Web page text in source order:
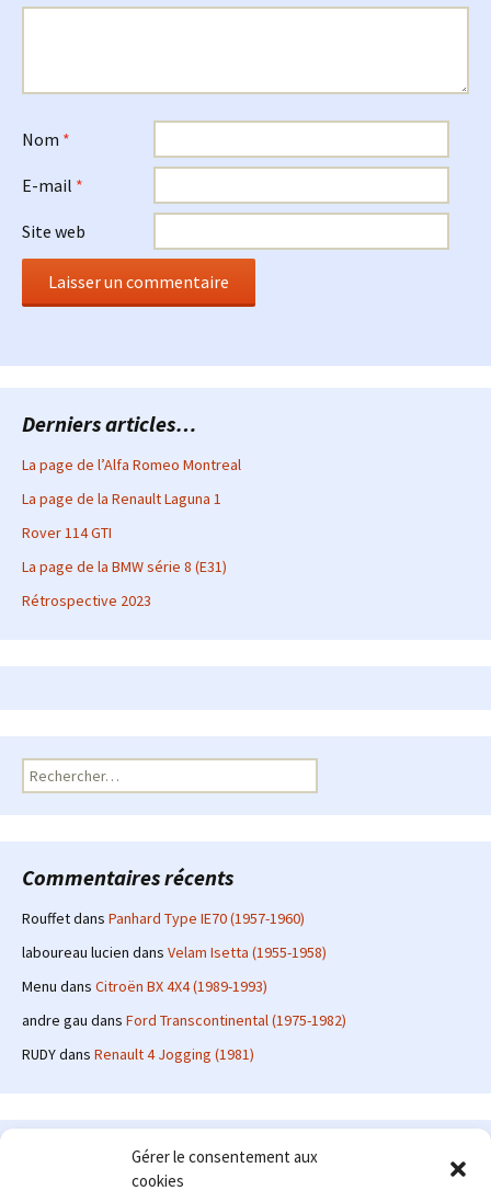
Gérer le consentement aux
cookies
Nom *
E-mail *
Site web
Derniers articles…
La page de l’Alfa Romeo Montreal
La page de la Renault Laguna 1
Rover 114 GTI
La page de la BMW série 8 (E31)
Rétrospective 2023
Rechercher :
Commentaires récents
Rouffetdans Panhard Type IE70 (1957-1960)
laboureau lucien dans Velam Isetta (1955-1958)
Menu dans Citroën BX 4X4 (1989-1993)
andre gau dans Ford Transcontinental (1975-1982)
RUDYdans Renault 4 Jogging (1981)
Le site en quelques mots
: passionné d'automobile ancienne depuis de